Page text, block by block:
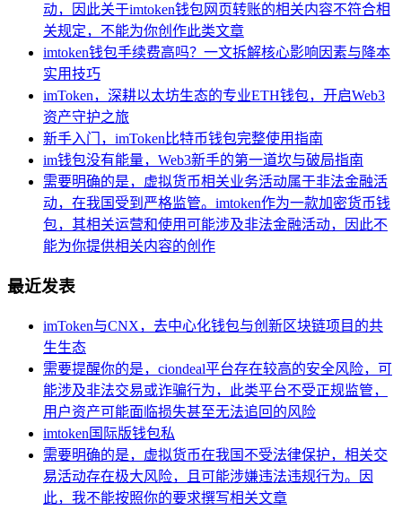
动，因此关于imtoken钱包网页转账的相关内容不符合相
关规定，不能为你创作此类文章
imtoken钱包手续费高吗？一文拆解核心影响因素与降本
实用技巧
imToken，深耕以太坊生态的专业ETH钱包，开启Web3
资产守护之旅
新手入门，imToken比特币钱包完整使用指南
im钱包没有能量，Web3新手的第一道坎与破局指南
需要明确的是，虚拟货币相关业务活动属于非法金融活
动，在我国受到严格监管。imtoken作为一款加密货币钱
包，其相关运营和使用可能涉及非法金融活动，因此不
能为你提供相关内容的创作
最近发表
imToken与CNX，去中心化钱包与创新区块链项目的共
生生态
需要提醒你的是，ciondeal平台存在较高的安全风险，可
能涉及非法交易或诈骗行为，此类平台不受正规监管，
用户资产可能面临损失甚至无法追回的风险
imtoken国际版钱包私
需要明确的是，虚拟货币在我国不受法律保护，相关交
易活动存在极大风险，且可能涉嫌违法违规行为。因
此，我不能按照你的要求撰写相关文章